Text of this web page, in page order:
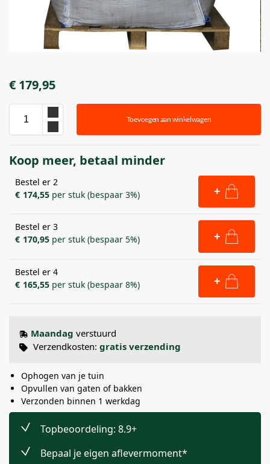
€ 179,95
Toevoegen aan winkelwagen
Koop meer, betaal minder
Bestel er 2
€ 174,55 per stuk (bespaar 3%) +
Bestel er 3
€ 170,95 per stuk (bespaar 5%) +
Bestel er 4
€ 165,55 per stuk (bespaar 8%) +
Maandag verstuurd
Verzendkosten: gratis verzending
Ophogen van je tuin
Opvullen van gaten of bakken
Verzonden binnen 1 werkdag
Topbeoordeling: 8.9+
Bepaal je eigen aflevermoment*